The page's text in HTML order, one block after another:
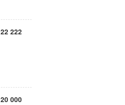
22 222
20 000